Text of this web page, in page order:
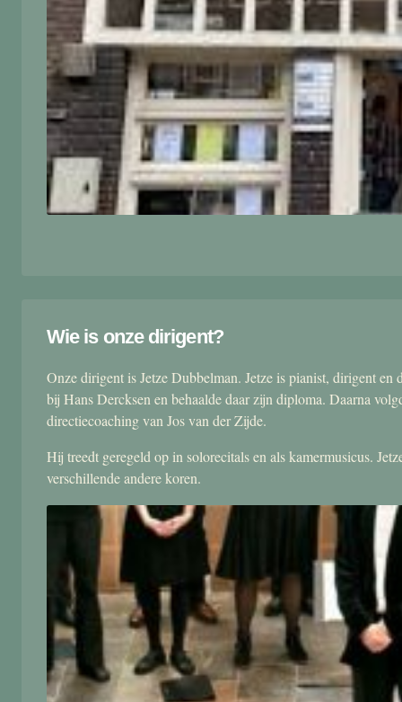
Wie is onze dirigent?
Onze dirigent is Jetze Dubbelman. Jetze is pianist, dirigent
bij Hans Dercksen en behaalde daar zijn diploma. Daarna
directiecoaching van Jos van der Zijde.
Hij treedt geregeld op in solorecitals en als kamermusicus.
verschillende andere koren.